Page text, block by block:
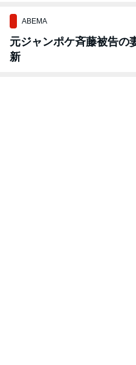
ABEMA
元ジャンポケ斉藤被告の
新